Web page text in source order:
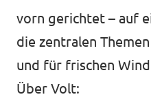
vorn gerichtet – auf
die zentralen
und für frischen
Über Volt: